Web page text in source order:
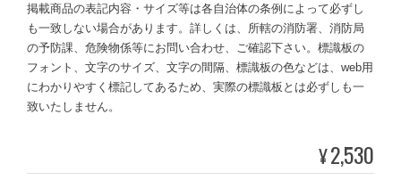
掲載商品の表記内容・サイズ等は各自治体の条例によって必ずし
も一致しない場合があります。詳しくは、所轄の消防署、消防局
の予防課、危険物係等にお問い合わせ、ご確認下さい。標識板の
フォント、文字のサイズ、文字の間隔、標識板の色などは、web用
にわかりやすく標記してあるため、実際の標識板とは必ずしも一
致いたしません。
¥2,530